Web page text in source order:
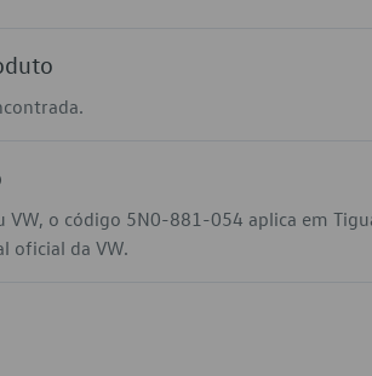
o código 5N0-881-054 aplica em
oficial da VW.